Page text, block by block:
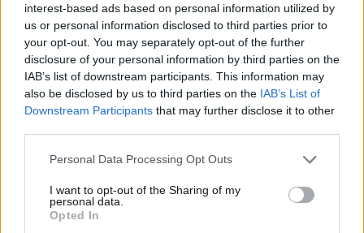
interest-based ads based on personal information utilized by
us or personal information disclosed to third parties prior to
your opt-out. You may separately opt-out of the further
disclosure of your personal information by third parties on the
IAB’s list of downstream participants. This information may
also be disclosed by us to third parties on the IAB’s List of
Downstream Participants that may further disclose it to other
Please note that this website/app uses one or more Google
not limited to your visit or usage behaviour. You may click to
grant or deny consent to Google and its third-party tags to
use your data for below specified purposes in below Google
Personal Data Processing Opt Outs
I want to opt-out of the Sharing of my
personal data.
Opted In
Ο άνθρωπος που άλλαξε τη νοοτροπία
Υπάρχει μια ιστορία που κυκλοφορεί στο εσωτερικό
της Apple και που λέει πολλά για τον Τέρνους. Για
χρόνια, η εταιρεία είχε ακολουθήσει μια φιλοσοφία
σχεδιασμού που έβαζε την αισθητική πάνω από όλα.
Λεπτότερες συσκευές, ακόμα και αν αυτό σήμαινε
προβλήματα με θερμοκρασία ή διάρκεια μπαταρίας.
τη λειτουργικότητα.